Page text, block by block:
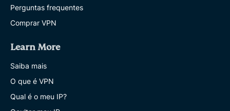
Perguntas frequentes
Comprar VPN
Learn More
Saiba mais
O que é VPN
Qual é o meu IP?